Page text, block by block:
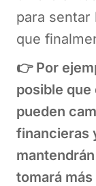
para sentar
que
👉 Por
posible que
pueden
financieras
tomará